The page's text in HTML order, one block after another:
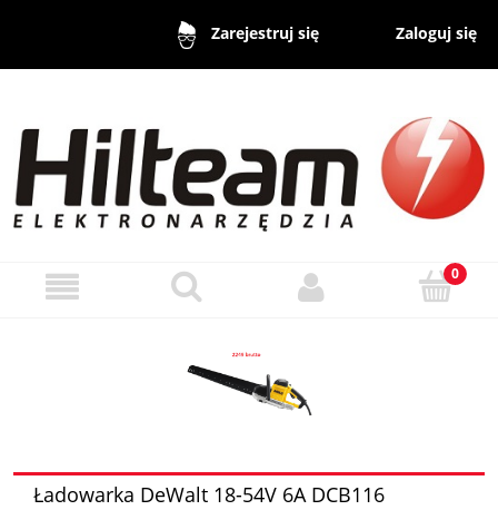
Zarejestruj się Zaloguj się
Ładowarka DeWalt 18-54V 6A DCB116